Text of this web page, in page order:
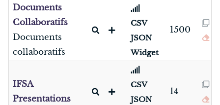
Documents
Collaboratifs
Documents
collaboratifs
CSV
JSON
Widget
1500
IFSA
Presentations
CSV
JSON
14